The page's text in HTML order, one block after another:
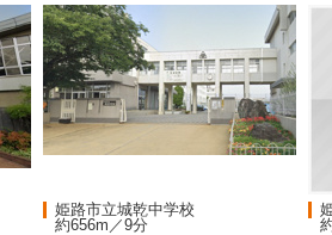
姫路市立城乾中学校
約656m／9分